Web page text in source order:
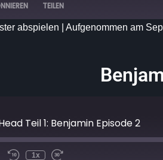
TEILEN
abspielen Aufgenommen am
Teil 1: Benjamin Episode 2
1x